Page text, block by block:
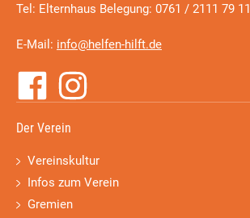
Tel: Elternhaus Belegung: 0761 / 2111 79 11
E-Mail: info@helfen-hilft.de
Der Verein
Vereinskultur
Infos zum Verein
Gremien